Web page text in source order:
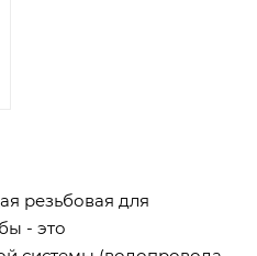
резьбовая для
- это